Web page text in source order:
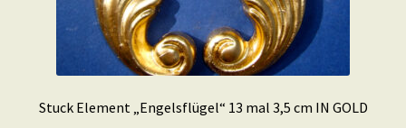
Stuck Element „Engelsflügel“ 13 mal 3,5 cm IN GOLD